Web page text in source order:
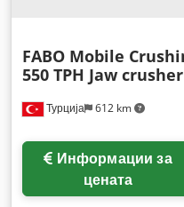
Турција 612 km
FABO Mobile
550 TPH Jaw crusher
цената